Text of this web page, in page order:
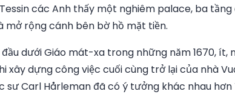
các Anh thấy một nghiêm palace, ba
mở rộng cánh bên bờ hồ mặt tiền.
dưới Giáo mát-xa trong những năm 1670, ít,
xây dựng công việc cuối cùng trở lại của nhà
sư Carl Hårleman đã có ý tưởng khác nhau